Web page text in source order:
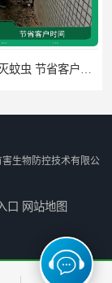
佛山灭白蚁 害虫防治 可定期检查
生物防控技术有限公
口 网站地图